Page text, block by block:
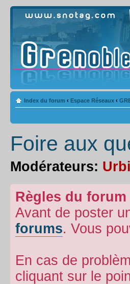
Index du forum ‹ Espace Réseaux ‹
Foire aux
Modérateurs:
Règles du forum
Avant de poster
forums. Vous
En cas de
cliquant sur le